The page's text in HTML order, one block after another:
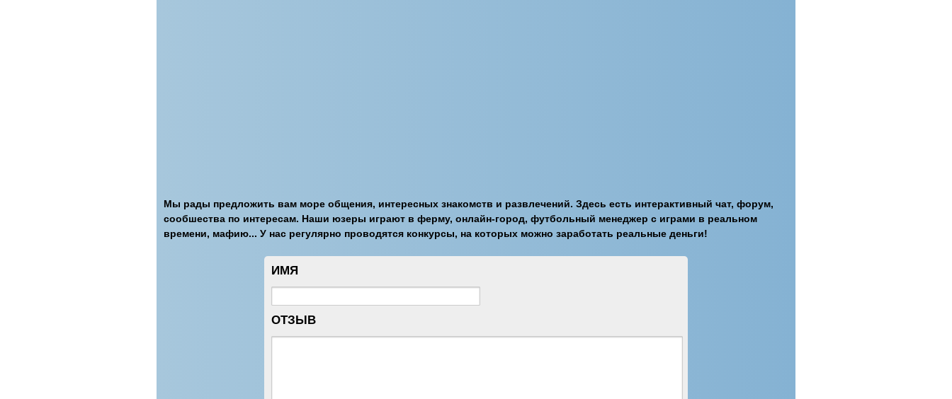
Мы рады предложить вам море общения, интересных знакомств и развлечений. Здесь есть интерактивный чат, форум,
сообшества по интересам. Наши юзеры играют в ферму, онлайн-город, футбольный менеджер с играми в реальном
времени, мафию... У нас регулярно проводятся конкурсы, на которых можно заработать реальные деньги!
ИМЯ
ОТЗЫВ